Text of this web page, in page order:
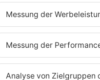
5. April, um 20 Uhr,
Uhr, Treffpunkt vor
Reise durch
Orten auf den
im Museum in
Jahrgang 1806,
Im Alter von 16